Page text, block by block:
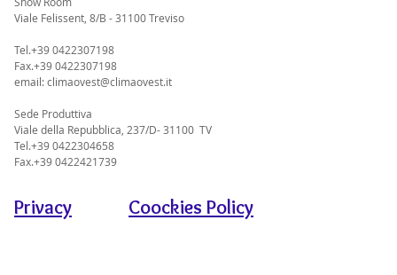
Viale Felissent, 8/B - 31100 Treviso
Tel.+39 0422307198
Fax.+39 0422307198
email:climaovest@climaovest.it
Sede Produttiva
Viale della Repubblica, 237/D- 31100 TV
Tel.+39 0422304658
Fax.+39 0422421739
Privacy Coockies Policy